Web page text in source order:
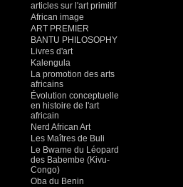
articles sur l'art primitif
African image
ART PREMIER
BANTU PHILOSOPHY
Livres d'art
Kalengula
La promotion des arts
africains
Évolution conceptuelle
en histoire de l'art
africain
Nerd African Art
Les Maîtres de Buli
Le Bwame du Léopard
des Babembe (Kivu-
Congo)
Oba du Benin